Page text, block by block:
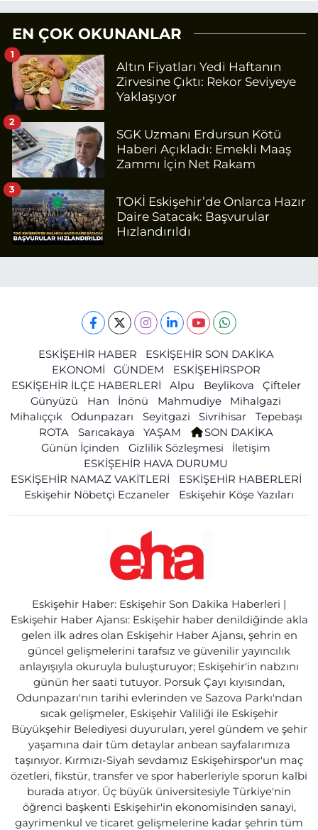
EN ÇOK OKUNANLAR
Altın Fiyatları Yedi Haftanın
Zirvesine Çıktı: Rekor Seviyeye
Yaklaşıyor
1
SGK Uzmanı Erdursun Kötü
Haberi Açıkladı: Emekli Maaş
Zammı İçin Net Rakam
2
TOKİ Eskişehir’de Onlarca Hazır
Daire Satacak: Başvurular
Hızlandırıldı
3
ESKİŞEHİR HABER
ESKİŞEHİR SON DAKİKA
EKONOMİ
GÜNDEM
ESKİŞEHİRSPOR
ESKİŞEHİR İLÇE HABERLERİ
Alpu Beylikova
Çifteler
Günyüzü
Han İnönü Mahmudiye
Mihalgazi
Mihalıççık
Odunpazarı Seyitgazi Sivrihisar
Tepebaşı
ROTA
Sarıcakaya YAŞAM
SON DAKİKA
Günün İçinden
Gizlilik Sözleşmesi
İletişim
ESKİŞEHİR HAVA DURUMU
ESKİŞEHİR NAMAZ VAKİTLERİ
ESKİŞEHİR HABERLERİ
Eskişehir Nöbetçi Eczaneler
Eskişehir Köşe Yazıları
Eskişehir Haber: Eskişehir Son Dakika Haberleri |
Eskişehir Haber Ajansı: Eskişehir haber denildiğinde akla
gelen ilk adres olan Eskişehir Haber Ajansı, şehrin en
güncel gelişmelerini tarafsız ve güvenilir yayıncılık
anlayışıyla okuruyla buluşturuyor; Eskişehir'in nabzını
günün her saati tutuyor. Porsuk Çayı kıyısından,
Odunpazarı'nın tarihi evlerinden ve Sazova Parkı'ndan
sıcak gelişmeler, Eskişehir Valiliği ile Eskişehir
Büyükşehir Belediyesi duyuruları, yerel gündem ve şehir
yaşamına dair tüm detaylar anbean sayfalarımıza
taşınıyor. Kırmızı-Siyah sevdamız Eskişehirspor'un maç
özetleri, fikstür, transfer ve spor haberleriyle sporun kalbi
burada atıyor. Üç büyük üniversitesiyle Türkiye'nin
öğrenci başkenti Eskişehir'in ekonomisinden sanayi,
gayrimenkul ve ticaret gelişmelerine kadar şehrin tüm